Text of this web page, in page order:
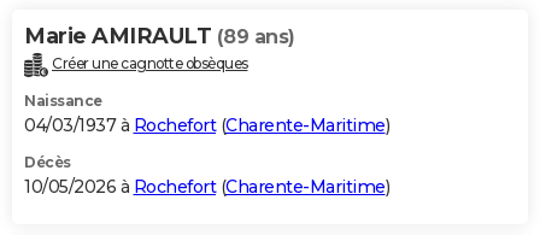
Alimentation
Guide de la santé
Maladies
Médicaments
Sommeil
VOYAGE
Destinations
City break
Voyage nature
Voyage de noces
Forum
Climat
+PHOTO
GUIDES D'ACHAT
BONS PLANS
Marie AMIRAULT (89 ans)
Créer une cagnotte obsèques
Naissance
04/03/1937 à Rochefort(Charente-Maritime)
Décès
10/05/2026 à Rochefort(Charente-Maritime)